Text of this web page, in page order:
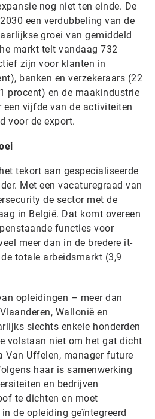
nog niet ten einde. De
een verdubbeling van de
groei van gemiddeld
markt telt vandaag 732
zijn voor klanten in
banken en verzekeraars (22
procent) en de maakindustrie
een vijfde van de activiteiten
voor de export.
tekort aan gespecialiseerde
Met een vacaturegraad van
de sector met de
in België. Dat komt overeen
functies voor
meer dan in de bredere it-
totale arbeidsmarkt (3,9
opleidingen – meer dan
Wallonië en
slechts enkele honderden
volstaan niet om het gat dicht
Van Uffelen, manager future
haar is samenwerking
en bedrijven
te dichten en moet
de opleiding geïntegreerd